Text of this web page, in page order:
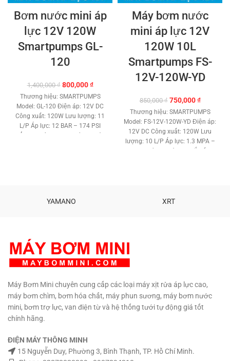
Bơm nước mini áp
lực 12V 120W
Smartpumps GL-
120
1,400,000₫ Giá
gốc
là:
1,400,000 ₫.
800,000₫Giá
hiện
tại
là:
800,000 ₫.
Thương hiệu: SMARTPUMPS
Model: GL-120 Điện áp: 12V DC
Công xuất: 120W Lưu lượng: 11
L/P Áp lực: 12 BAR – 174 PSI
tuổi thọ cao. Máy bơm màng
mm. Kèm đầu gắn ống 8mm.
Bảo hành: 6 tháng Phân phối:
Maybommini.com Hổ trợ kỹ
THUẬT – MUA HÀNG MUA SỐ
LƯỢNG CÓ GIÁ SỈ
0908997823
– 0908997872 0907294310 –
02873030399
Máy bơm nước
mini áp lực 12V
120W 10L
Smartpumps FS-
12V-120W-YD
850,000₫ Giá
gốc
là:
850,000 ₫.
750,000₫Giá
hiện
tại
là:
750,000
Thương hiệu: SMARTPUMPS
Model: FS-12V-120W-YD Điện áp:
12V DC Công xuất: 120W Lưu
lượng: 10 L/P Áp lực: 1.3 MPA –
Gang Đầu bơm công nghệ mới
Kích thước: 200 x 90 x 140 mm.
Bảo hành: 6 tháng Phân phối:
thuật vĩnh viễn.TƯ VẤN KỸ
THUẬT – MUA HÀNG MUA SỐ
LƯỢNG CÓ GIÁ SỈ0908997823
YAMANO XRT
Máy Bơm Mini chuyên cung cấp các loại máy xịt rửa áp lực cao,
máy bơm chìm, bơm hóa chất, máy phun sương, máy bơm nước
mini, bơm trợ lực, van điện từ và hệ thống tưới tự động giá tốt
chính hãng.
ĐIỆN MÁY THÔNG MINH
15 Nguyễn Duy, Phường 3, Bình Thạnh, TP. Hồ Chí Minh.